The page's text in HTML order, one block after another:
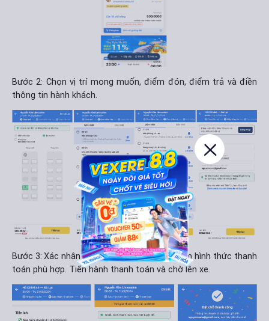
Bước 2: Chọn vị trí mong muốn, điểm đón, điểm trả và điền
thông tin hành khách.
Bước 3: Xác nhận lại thông tin đặt vé và chọn hình thức thanh
toán phù hợp. Tiến hành thanh toán và chờ lên xe.